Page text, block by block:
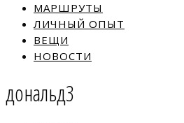
МАРШРУТЫ
ЛИЧНЫЙ ОПЫТ
ВЕЩИ
НОВОСТИ
дональд3